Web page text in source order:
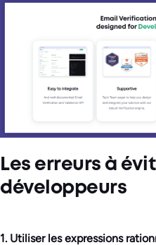
Les erreurs à
développeurs
1. Utiliser les expressions